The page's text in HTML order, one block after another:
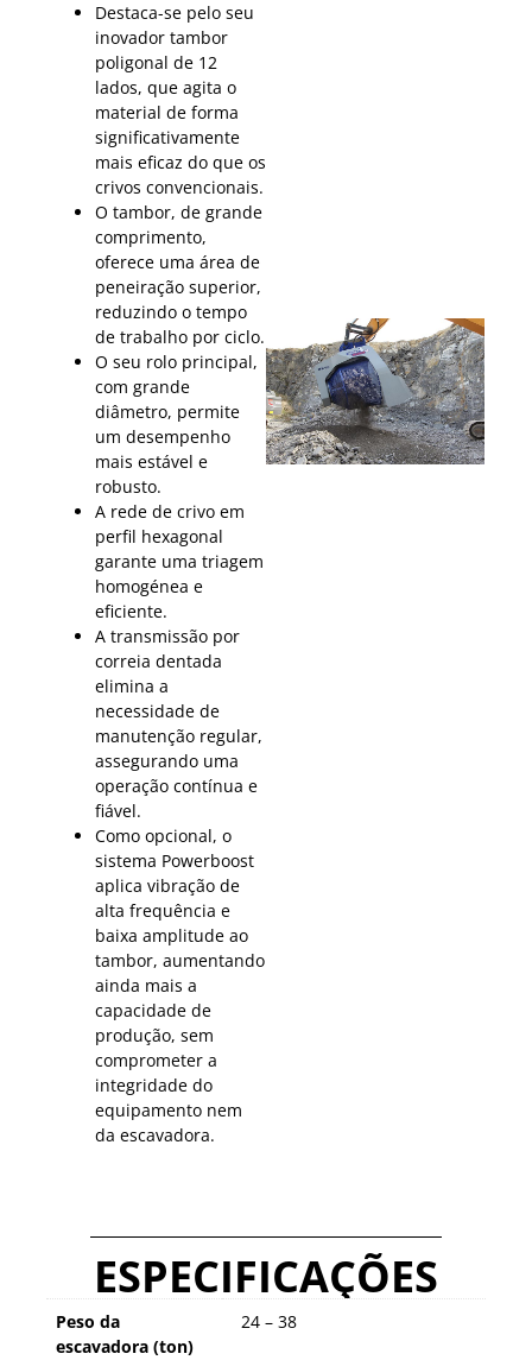
Destaca-se pelo seu
inovador tambor
poligonal de 12
lados, que agita o
material de forma
significativamente
mais eficaz do que os
crivos convencionais.
O tambor, de grande
comprimento,
oferece uma área de
peneiração superior,
reduzindo o tempo
de trabalho por ciclo.
O seu rolo principal,
com grande
diâmetro, permite
um desempenho
mais estável e
robusto.
A rede de crivo em
perfil hexagonal
garante uma triagem
homogénea e
eficiente.
A transmissão por
correia dentada
elimina a
necessidade de
manutenção regular,
assegurando uma
operação contínua e
fiável.
Como opcional, o
sistema Powerboost
aplica vibração de
alta frequência e
baixa amplitude ao
tambor, aumentando
ainda mais a
capacidade de
produção, sem
comprometer a
integridade do
equipamento nem
da escavadora.
ESPECIFICAÇÕES
Peso da
escavadora (ton)
24 – 38